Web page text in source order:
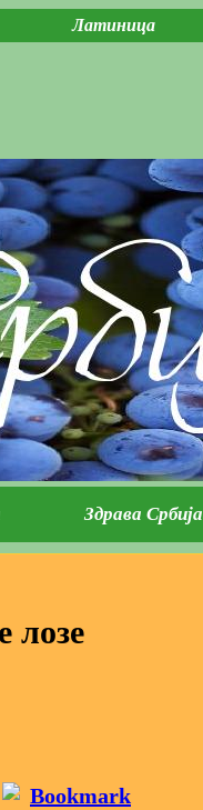
Латиница
лозе
Здрава Србија